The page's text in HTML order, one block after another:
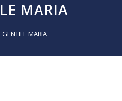
MARIA
GENTILE MARIA